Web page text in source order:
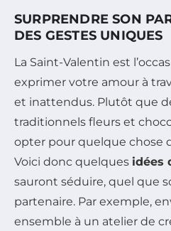
SURPRENDRE SON
DES GESTES UNIQUES
La Saint-Valentin est
exprimer votre amour à
et inattendus. Plutôt que
traditionnels fleurs et
opter pour quelque chose
Voici donc quelques idées
sauront séduire, quel que
partenaire. Par exemple,
ensemble à un atelier de